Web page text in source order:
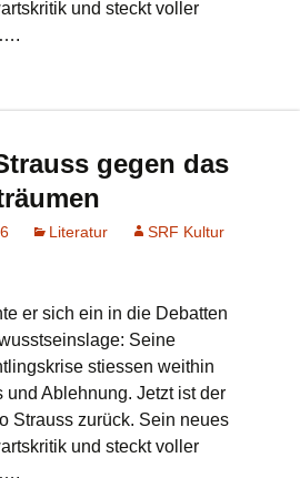
und steckt voller
gegen das
Literatur
SRF Kultur
er sich ein in die Debatten
Seine
stiessen weithin
und Ablehnung. Jetzt ist der
Strauss zurück. Sein neues
und steckt voller